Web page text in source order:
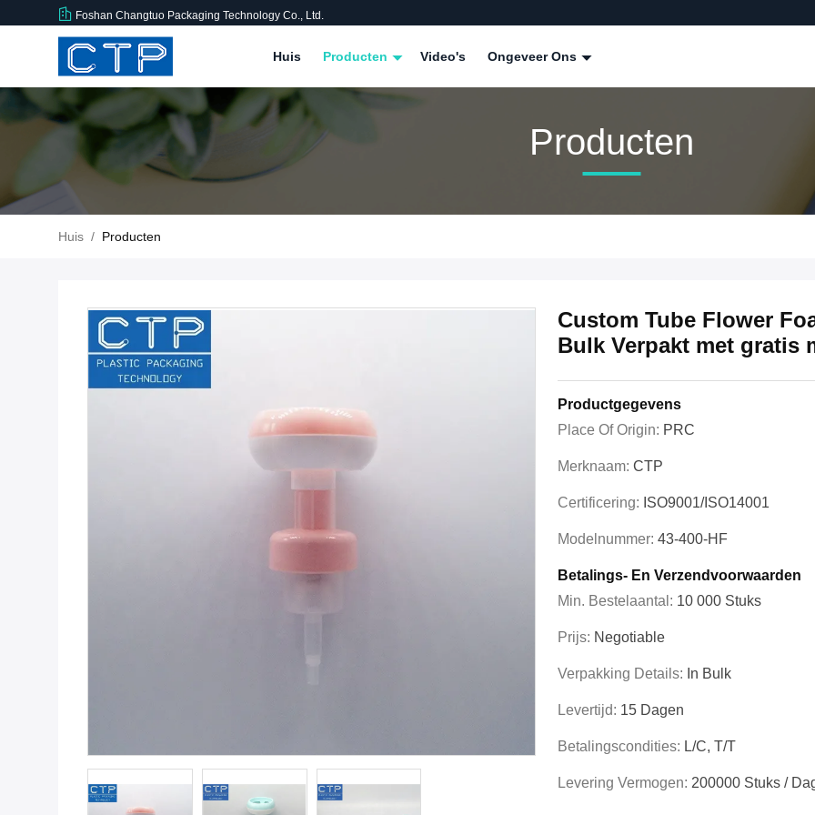
Foshan Changtuo Packaging Technology Co., Ltd.
Huis Producten Video's Ongeveer Ons
Producten
Huis / Producten
Custom Tube Flower
Bulk Verpakt met gratis
Productgegevens
Place Of Origin: PRC
Merknaam: CTP
Certificering: ISO9001/ISO14001
Modelnummer: 43-400-HF
Betalings- En Verzendvoorwaarden
Min. Bestelaantal: 10 000 Stuks
Prijs: Negotiable
Verpakking Details: In Bulk
Levertijd: 15 Dagen
Betalingscondities: L/C, T/T
Levering Vermogen: 200000 Stuks /